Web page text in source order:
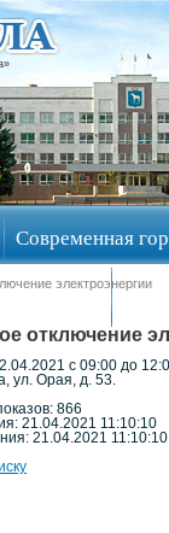
Современная
электроэнергии
отключение
с 09:00 до
ул. Орая, д. 53.
866
21.04.2021 11:10:10
21.04.2021 11:10:10